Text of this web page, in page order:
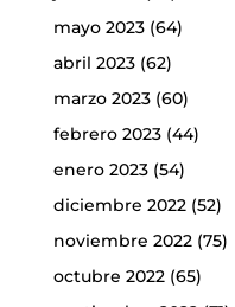
mayo 2023(64)
abril 2023(62)
marzo 2023(60)
febrero 2023(44)
enero 2023(54)
diciembre 2022(52)
noviembre 2022(75)
octubre 2022(65)